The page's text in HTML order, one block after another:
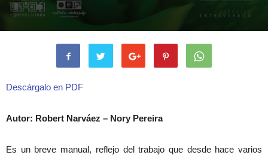
Descárgalo en PDF
Autor: Robert Narváez – Nory Pereira
Es un breve manual, reflejo del trabajo que desde hace varios